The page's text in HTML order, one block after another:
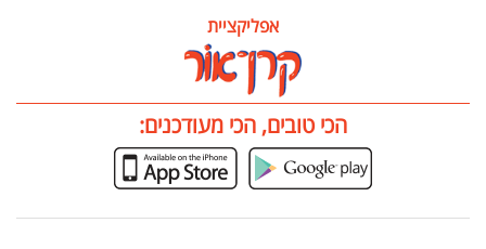
אפליקציית
הכי טובים, הכי מעודכנים: